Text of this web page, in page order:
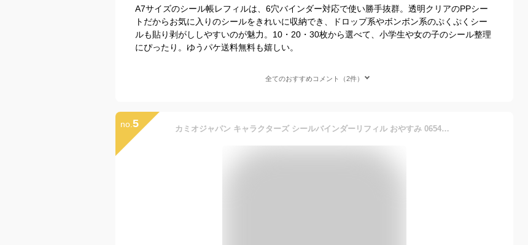
A7サイズのシール帳レフィルは、6穴バインダー対応で使い勝手抜群。透明クリアのPPシー
トだからお気に入りのシールをきれいに収納でき、ドロップ系やボンボン系のぷくぷくシー
ルも貼り剥がししやすいのが魅力。10・20・30枚から選べて、小学生や女の子のシール整理
にぴったり。ゆうパケ送料無料も嬉しい。
全てのおすすめコメント（2件）
no. 5 カミオジャパン キャラクターズ シールバインダーリフィル おやすみ 065481 SANRIO